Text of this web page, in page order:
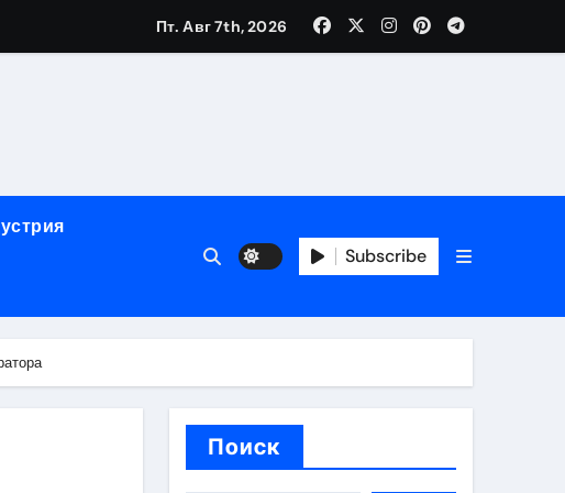
ресниц и депиляции
мероприятий и обустройства мест отдыха
Пт. Авг 7th, 2026
Subscribe
Поиск